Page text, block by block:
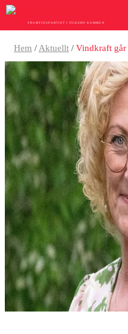
FRAMTIDSPARTIET I ÖCKERÖ KOMMUN
Hem / Aktuellt / Vindkraft